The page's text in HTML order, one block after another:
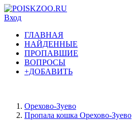
Вход
ГЛАВНАЯ
НАЙДЕННЫЕ
ПРОПАВШИЕ
ВОПРОСЫ
+ДОБАВИТЬ
Орехово-Зуево
Пропала кошка Орехово-Зуево